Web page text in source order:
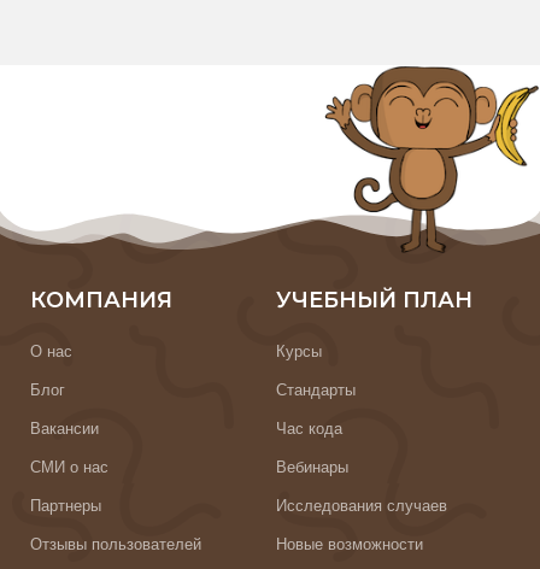
КОМПАНИЯ
О нас
Блог
Вакансии
СМИ о нас
Партнеры
Отзывы пользователей
УЧЕБНЫЙ ПЛАН
Курсы
Стандарты
Час кода
Вебинары
Исследования случаев
Новые возможности